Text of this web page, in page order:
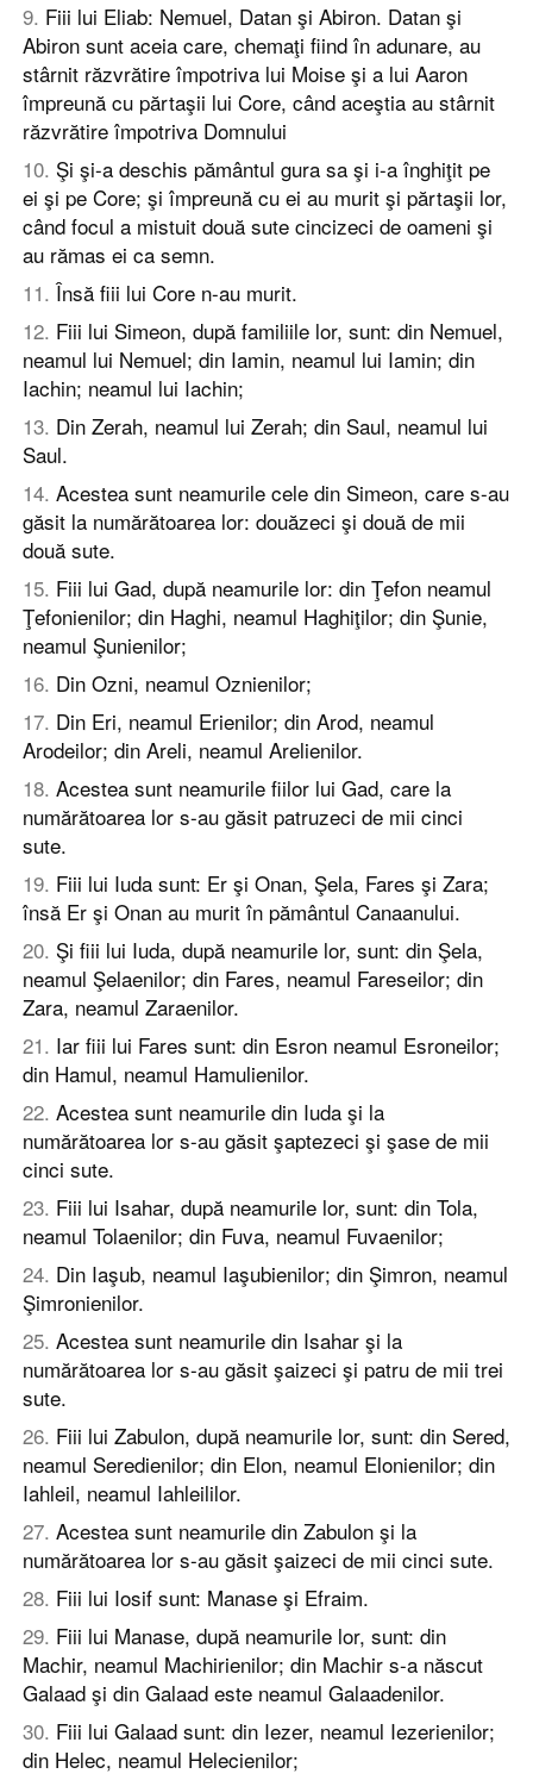
9. Fiii lui Eliab: Nemuel, Datan şi Abiron. Datan şi
Abiron sunt aceia care, chemaţi fiind în adunare, au
stârnit răzvrătire împotriva lui Moise şi a lui Aaron
împreună cu părtaşii lui Core, când aceştia au stârnit
răzvrătire împotriva Domnului
10. Şi şi-a deschis pământul gura sa şi i-a înghiţit pe
ei şi pe Core; şi împreună cu ei au murit şi părtaşii lor,
când focul a mistuit două sute cincizeci de oameni şi
au rămas ei ca semn.
11. Însă fiii lui Core n-au murit.
12. Fiii lui Simeon, după familiile lor, sunt: din Nemuel,
neamul lui Nemuel; din Iamin, neamul lui Iamin; din
Iachin; neamul lui Iachin;
13. Din Zerah, neamul lui Zerah; din Saul, neamul lui
Saul.
14. Acestea sunt neamurile cele din Simeon, care s-au
găsit la numărătoarea lor: douăzeci şi două de mii
două sute.
15. Fiii lui Gad, după neamurile lor: din Ţefon neamul
Ţefonienilor; din Haghi, neamul Haghiţilor; din Şunie,
neamul Şunienilor;
16. Din Ozni, neamul Oznienilor;
17. Din Eri, neamul Erienilor; din Arod, neamul
Arodeilor; din Areli, neamul Arelienilor.
18. Acestea sunt neamurile fiilor lui Gad, care la
numărătoarea lor s-au găsit patruzeci de mii cinci
sute.
19. Fiii lui Iuda sunt: Er şi Onan, Şela, Fares şi Zara;
însă Er şi Onan au murit în pământul Canaanului.
20. Şi fiii lui Iuda, după neamurile lor, sunt: din Şela,
neamul Şelaenilor; din Fares, neamul Fareseilor; din
Zara, neamul Zaraenilor.
21. Iar fiii lui Fares sunt: din Esron neamul Esroneilor;
din Hamul, neamul Hamulienilor.
22. Acestea sunt neamurile din Iuda şi la
numărătoarea lor s-au găsit şaptezeci şi şase de mii
cinci sute.
23. Fiii lui Isahar, după neamurile lor, sunt: din Tola,
neamul Tolaenilor; din Fuva, neamul Fuvaenilor;
24. Din Iaşub, neamul Iaşubienilor; din Şimron, neamul
Şimronienilor.
25. Acestea sunt neamurile din Isahar şi la
numărătoarea lor s-au găsit şaizeci şi patru de mii trei
sute.
26. Fiii lui Zabulon, după neamurile lor, sunt: din Sered,
neamul Seredienilor; din Elon, neamul Elonienilor; din
Iahleil, neamul Iahleililor.
27. Acestea sunt neamurile din Zabulon şi la
numărătoarea lor s-au găsit şaizeci de mii cinci sute.
28. Fiii lui Iosif sunt: Manase şi Efraim.
29. Fiii lui Manase, după neamurile lor, sunt: din
Machir, neamul Machirienilor; din Machir s-a născut
Galaad şi din Galaad este neamul Galaadenilor.
30. Fiii lui Galaad sunt: din Iezer, neamul Iezerienilor;
din Helec, neamul Helecienilor;